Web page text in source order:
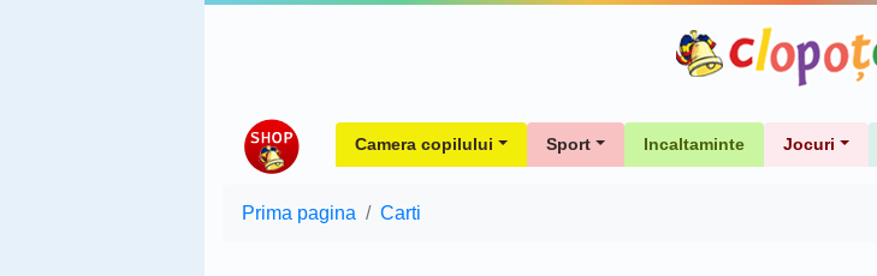
Camera copilului Sport Incaltaminte Jocuri
Prima pagina Carti